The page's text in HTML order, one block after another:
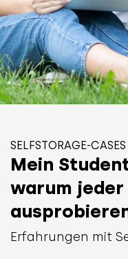
SELFSTORAGE-CASES
Mein
warum
Erfahrungen mit